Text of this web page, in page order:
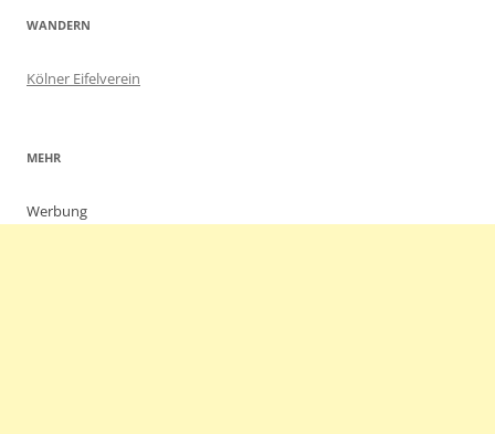
WANDERN
Kölner Eifelverein
MEHR
Werbung